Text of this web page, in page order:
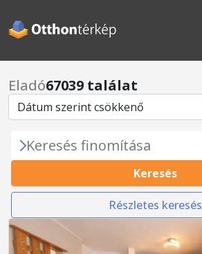
Eladó67039 találat
Keresés finomítása
Keresés
Részletes keresés